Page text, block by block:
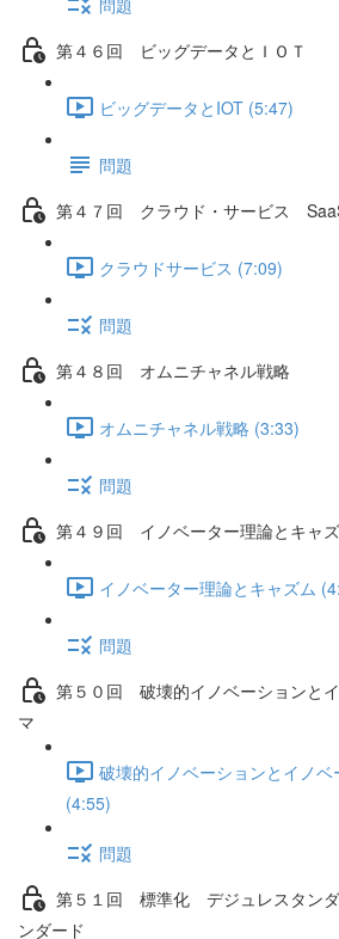
第４６回 ビッグデータとＩＯＴ
ビッグデータとIOT (5:47)
問題
第４７回 クラウド・サービス
クラウドサービス (7:09)
問題
第４８回 オムニチャネル戦略
オムニチャネル戦略 (3:33)
問題
第４９回 イノベーター理論とキャ
イノベーター理論とキャズム
問題
第５０回 破壊的イノベーションと
マ
破壊的イノベーションとイノ
(4:55)
問題
第５１回 標準化 デジュレスタンダ
ンダード